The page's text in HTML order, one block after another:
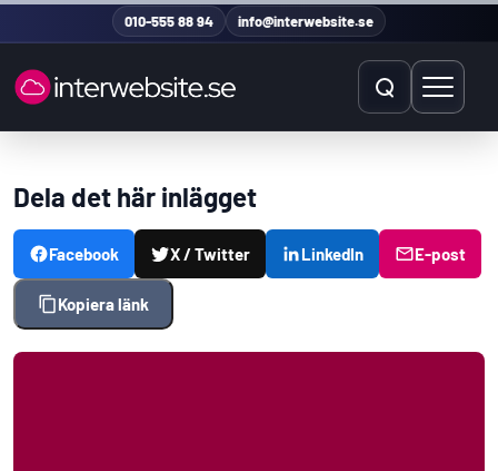
Hoppa till innehåll010-555 88 94 info@interwebsite.se
Öppna sökÖppna
Sök efter:
Dela det här inlägget
Facebook X / Twitter LinkedIn E-post
Kopiera länk